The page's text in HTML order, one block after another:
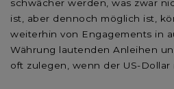
schwächer werden, was zwar
ist, aber dennoch möglich ist,
weiterhin von Engagements in
Währung lautenden Anleihen
oft zulegen, wenn der US-Dollar